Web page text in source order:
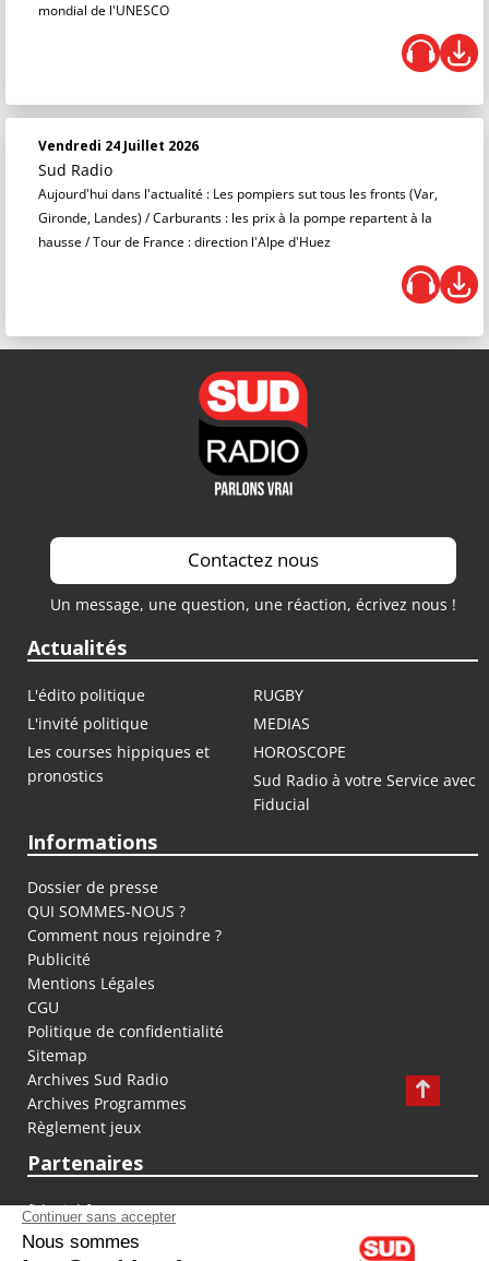
mondial de l'UNESCO
Vendredi 24 Juillet 2026
Sud Radio
Aujourd'hui dans l'actualité : Les pompiers sut tous les fronts (Var,
Gironde, Landes) / Carburants : les prix à la pompe repartent à la
hausse / Tour de France : direction l'Alpe d'Huez
Contactez nous
Un message, une question, une réaction, écrivez nous !
Actualités
L'édito politique
RUGBY
L'invité politique
MEDIAS
Les courses hippiques et
pronostics
HOROSCOPE
Sud Radio à votre Service avec
Fiducial
Informations
Dossier de presse
QUI SOMMES-NOUS ?
Comment nous rejoindre ?
Publicité
Mentions Légales
CGU
Politique de confidentialité
Sitemap
Archives Sud Radio
Archives Programmes
Règlement jeux
Partenaires
fiducial.fr
lyoncapitale.fr